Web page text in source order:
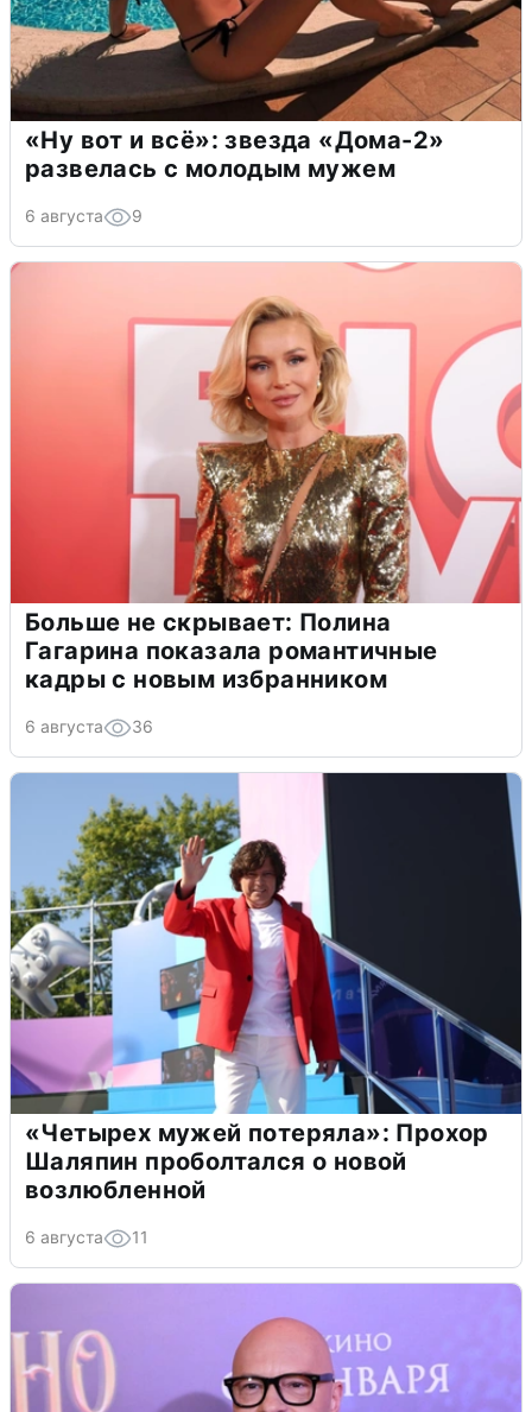
«Ну вот и всё»: звезда «Дома-2»
развелась с молодым мужем
6 августа 9
Больше не скрывает: Полина
Гагарина показала романтичные
кадры с новым избранником
6 августа 36
«Четырех мужей потеряла»: Прохор
Шаляпин проболтался о новой
возлюбленной
6 августа 11